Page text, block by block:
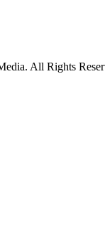
All Rights